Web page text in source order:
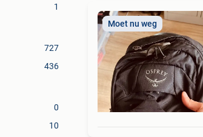
1
727
436
0
10
Moet nu weg